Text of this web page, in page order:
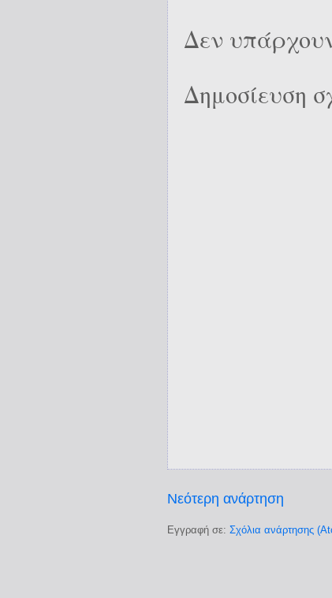
Δεν
Δημοσίευση
Νεότερη ανάρτηση
Εγγραφή σε: Σχόλια ανάρτησης